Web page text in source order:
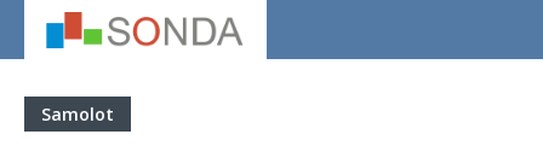
Samolot